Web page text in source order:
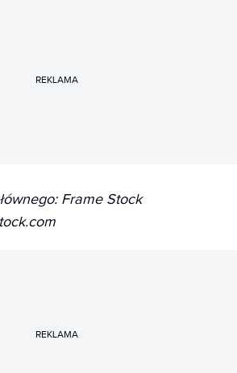
REKLAMA
Frame Stock
REKLAMA